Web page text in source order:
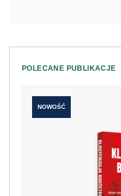
POLECANE PUBLIKACJE
NOWOŚĆ